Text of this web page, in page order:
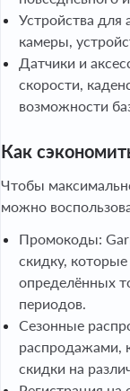
Устройства для
камеры,
Датчики и
скорости,
возможности
Как
Чтобы
можно
Промокоды:
скидку,
определённых
периодов.
Сезонные
распродажами,
скидки на